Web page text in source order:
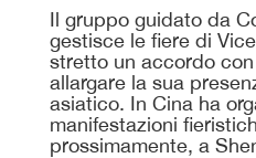
Il gruppo guidato da
gestisce le fiere di
stretto un accordo
allargare la sua
asiatico. In Cina ha
manifestazioni
prossimamente, a